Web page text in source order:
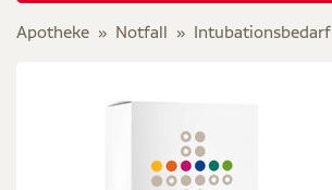
Apotheke Notfall Intubationsbedarf